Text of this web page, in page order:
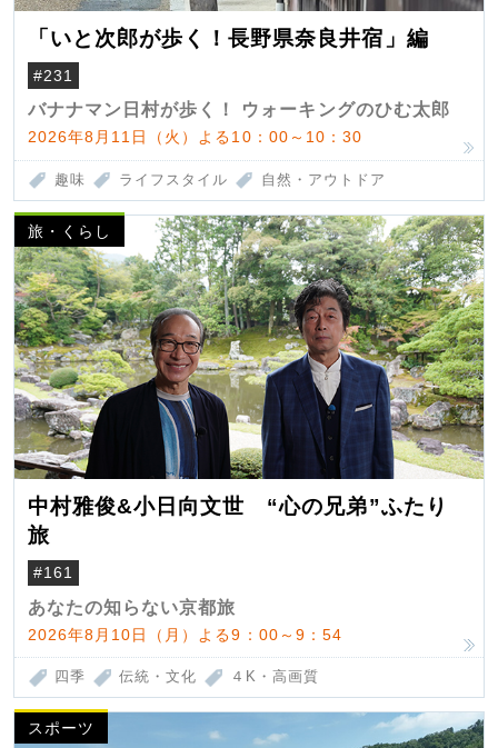
「いと次郎が歩く！長野県奈良井宿」編
#231
バナナマン日村が歩く！ ウォーキングのひむ太郎
2026年8月11日（火）よる10：00～10：30
趣味 ライフスタイル 自然・アウトドア
旅・くらし
中村雅俊&小日向文世 “心の兄弟”ふたり
旅
#161
あなたの知らない京都旅
2026年8月10日（月）よる9：00～9：54
四季 伝統・文化 ４K・高画質
スポーツ